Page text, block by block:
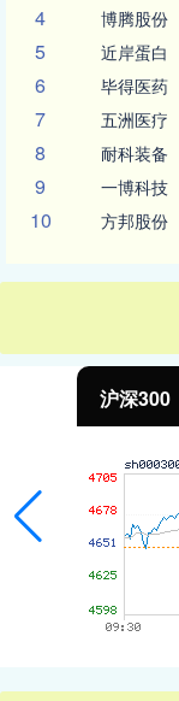
4 博腾股份
5 近岸蛋白
6 毕得医药
7 五洲医疗
8 耐科装备
9 一博科技
10 方邦股份
沪深300